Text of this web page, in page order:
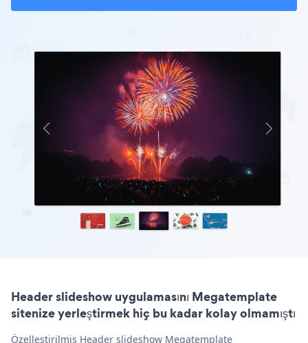
Header slideshow uygulamasını Megatemplate
sitenize yerleştirmek hiç bu kadar kolay olmamıştı
Özelleştirilmiş Header slideshow Megatemplate